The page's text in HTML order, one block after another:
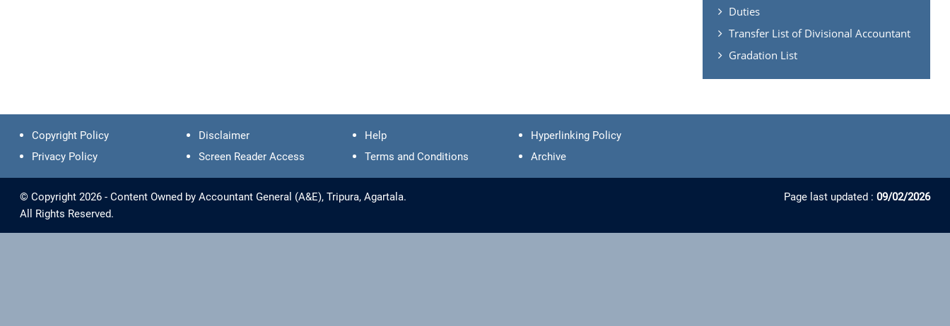
Duties
Transfer List of Divisional Accountant
Gradation List
Copyright Policy Disclaimer Help
Hyperlinking Policy
Privacy Policy
Screen Reader Access Terms and Conditions Archive
© Copyright 2026 - Content Owned by Accountant General (A&E), Tripura, Agartala.
All Rights Reserved.
Page last updated : 09/02/2026